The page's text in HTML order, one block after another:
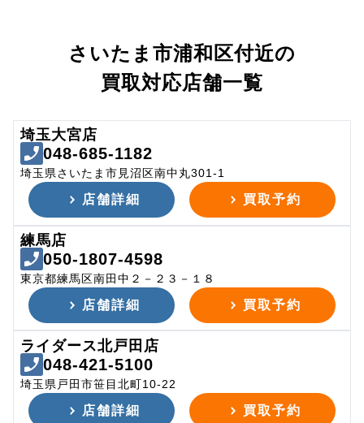
さいたま市浦和区付近の
買取対応店舗一覧
埼玉大宮店
048-685-1182
埼玉県さいたま市見沼区南中丸301-1
店舗詳細 買取予約
練馬店
050-1807-4598
東京都練馬区南田中２－２３－１８
店舗詳細 買取予約
ライダース北戸田店
048-421-5100
埼玉県戸田市笹目北町10-22
店舗詳細 買取予約